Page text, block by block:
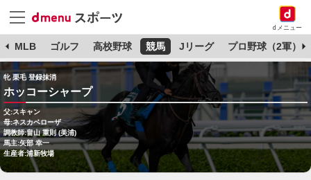
dメニュー
MLB ゴルフ 高校野球 競馬 Jリーグ プロ野球（2軍）
牝 栗毛 登録抹消
ホッコーシャープ
父:スキャン
母:ネスカベローザ
調教師:畠山 重則 (美浦)
馬主:矢部 幸一
生産者:浦新牧場